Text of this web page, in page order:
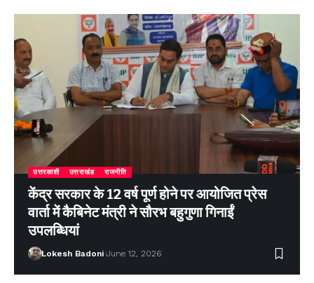
उत्तरकाशी उत्तराखंड राजनीति
केंद्र सरकार के 12 वर्ष पूर्ण होने पर आयोजित प्रेस
वार्ता में कैबिनेट मंत्री ने सौरभ बहुगुणा गिनाईं
उपलब्धियां
Lokesh Badoni June 12, 2026